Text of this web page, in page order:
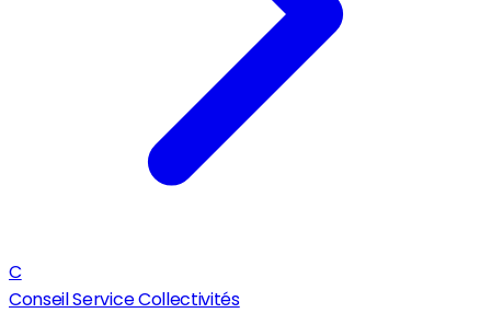
C
Conseil Service Collectivités